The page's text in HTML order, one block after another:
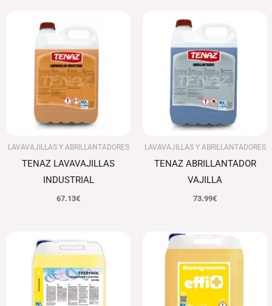
LAVAVAJILLAS Y ABRILLANTADORES
TENAZ LAVAVAJILLAS
INDUSTRIAL
67.13€
LAVAVAJILLAS Y ABRILLANTADORES
TENAZ ABRILLANTADOR
VAJILLA
73.99€
precio
original
era:
82.34€.
precio
actual
es:
79.87€.